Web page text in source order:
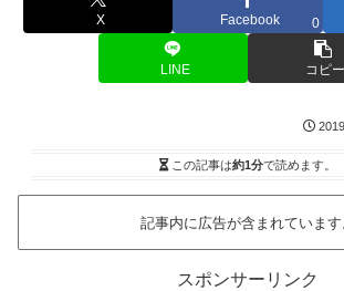
X Facebook 0
LINE コピー
この記事は約1分で読めます。
記事内に広告が含まれています
スポンサーリンク